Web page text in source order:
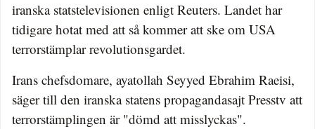
iranska statstelevisionen enligt Reuters. Landet har
tidigare hotat med att så kommer att ske om USA
terrorstämplar revolutionsgardet.
Irans chefsdomare, ayatollah Seyyed Ebrahim Raeisi,
säger till den iranska statens propagandasajt Presstv att
terrorstämplingen är "dömd att misslyckas".